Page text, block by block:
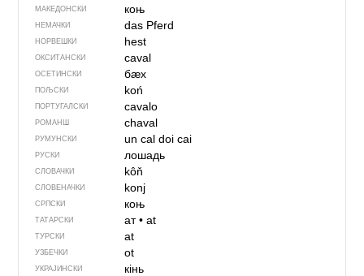
МАКЕДОНСКИ коњ
НЕМАЧКИ das Pferd
НОРВЕШКИ hest
ОКСИТАНСКИ caval
ОСЕТИНСКИ бӕх
ПОЉСКИ koń
ПОРТУГАЛСКИ cavalo
РОМАНШ chaval
РУМУНСКИ un caldoi cai
РУСКИ лошадь
СЛОВАЧКИ kôň
СЛОВЕНАЧКИ konj
СРПСКИ коњ
ТАТАРСКИ ат• at
ТУРСКИ at
УЗБЕЧКИ ot
УКРАЈИНСКИ кінь